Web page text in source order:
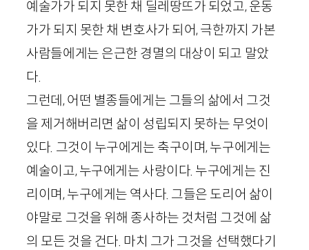
예술가가 되지 못한 채 딜레땅뜨가 되었고, 운동
가가 되지 못한 채 변호사가 되어, 극한까지 가본
사람들에게는 은근한 경멸의 대상이 되고 말았
다.
그런데, 어떤 별종들에게는 그들의 삶에서 그것
을 제거해버리면 삶이 성립되지 못하는 무엇이
있다. 그것이 누구에게는 축구이며, 누구에게는
예술이고, 누구에게는 사랑이다. 누구에게는 진
리이며, 누구에게는 역사다. 그들은 도리어 삶이
야말로 그것을 위해 종사하는 것처럼 그것에 삶
의 모든 것을 건다. 마치 그가 그것을 선택했다기